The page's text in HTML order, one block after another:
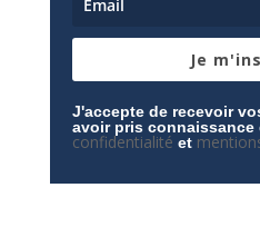
Je
J'accepte de recevoir
avoir pris connaissance
confidentialité et